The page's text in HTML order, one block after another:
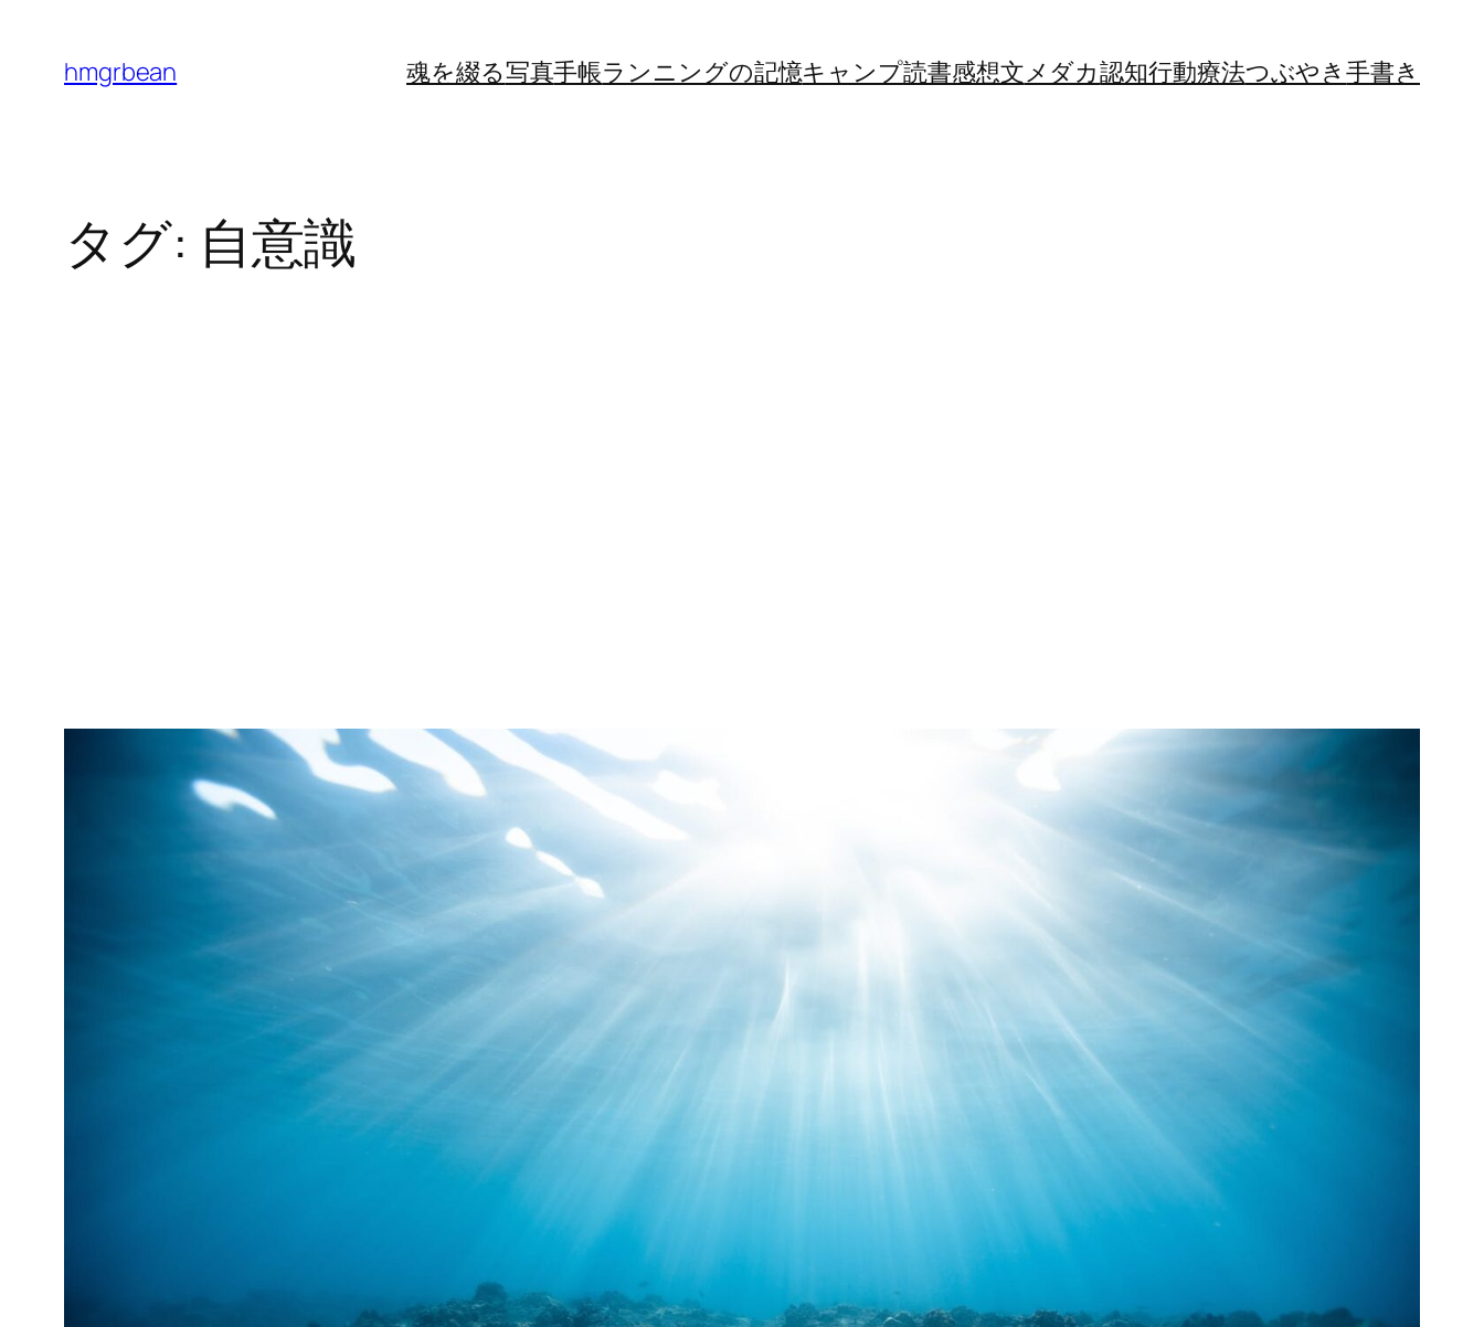
hmgrbean 魂を綴る写真手帳ランニングの記憶キャンプ読書感想文メダカ認知行動療法つぶやき手書き
タグ: 自意識